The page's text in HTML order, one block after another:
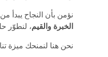
نؤمن بأن النجاح يبدأ
الخبرة والقيم، لنطوّر
نحن هنا لنمنحك ميزة